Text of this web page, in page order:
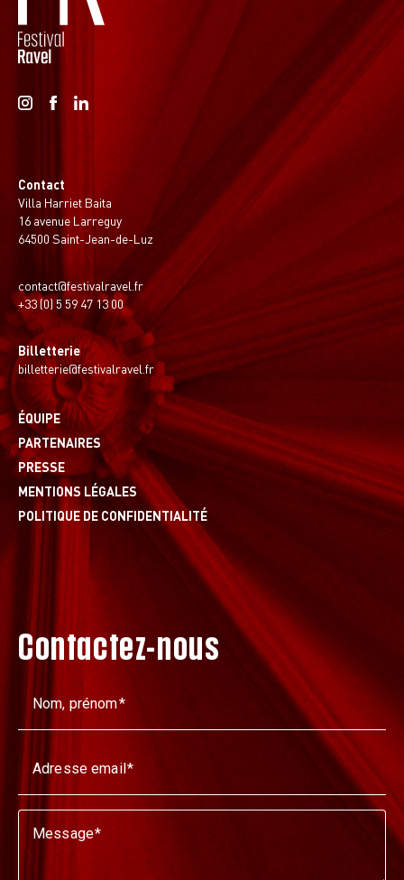
Contact
Villa Harriet Baita
16 avenue Larreguy
64500 Saint-Jean-de-Luz
contact@festivalravel.fr
+33 (0) 5 59 47 13 00
Billetterie
billetterie@festivalravel.fr
ÉQUIPE
PARTENAIRES
PRESSE
MENTIONS LÉGALES
POLITIQUE DE CONFIDENTIALITÉ
Contactez-nous
Nom, prénom
Adresse email
Message